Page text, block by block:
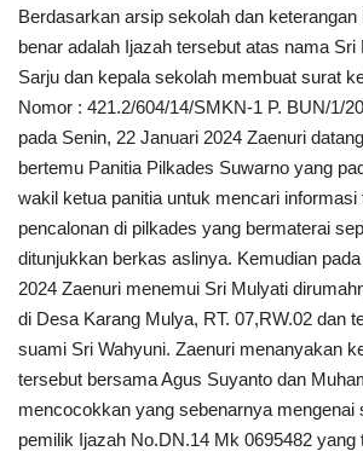
Berdasarkan arsip sekolah dan
benar adalah Ijazah tersebut atas nama
Sarju dan kepala sekolah membuat surat
Nomor : 421.2/604/14/SMKN-1 P. BUN/1/
pada Senin, 22 Januari 2024 Zaenuri
bertemu Panitia Pilkades Suwarno yang
wakil ketua panitia untuk mencari
pencalonan di pilkades yang bermaterai
ditunjukkan berkas aslinya. Kemudian
2024 Zaenuri menemui Sri Mulyati
di Desa Karang Mulya, RT. 07,RW.02 dan
suami Sri Wahyuni. Zaenuri menanyakan
tersebut bersama Agus Suyanto dan
mencocokkan yang sebenarnya mengenai
pemilik Ijazah No.DN.14 Mk 0695482 yang